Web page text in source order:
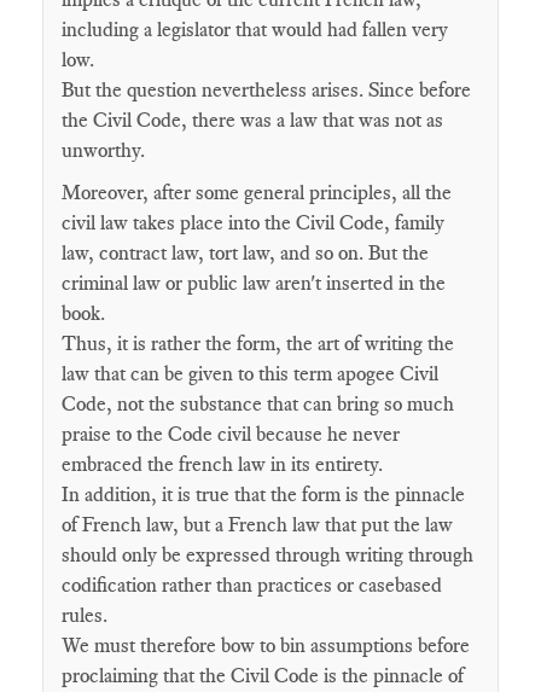
including a legislator that would had fallen very
low.
But the question nevertheless arises. Since before
the Civil Code, there was a law that was not as
unworthy.
Moreover, after some general principles, all the
civil law takes place into the Civil Code, family
law, contract law, tort law, and so on. But the
criminal law or public law aren't inserted in the
book.
Thus, it is rather the form, the art of writing the
law that can be given to this term apogee Civil
Code, not the substance that can bring so much
praise to the Code civil because he never
embraced the french law in its entirety.
In addition, it is true that the form is the pinnacle
of French law, but a French law that put the law
should only be expressed through writing through
codification rather than practices or casebased
rules.
We must therefore bow to bin assumptions before
proclaiming that the Civil Code is the pinnacle of